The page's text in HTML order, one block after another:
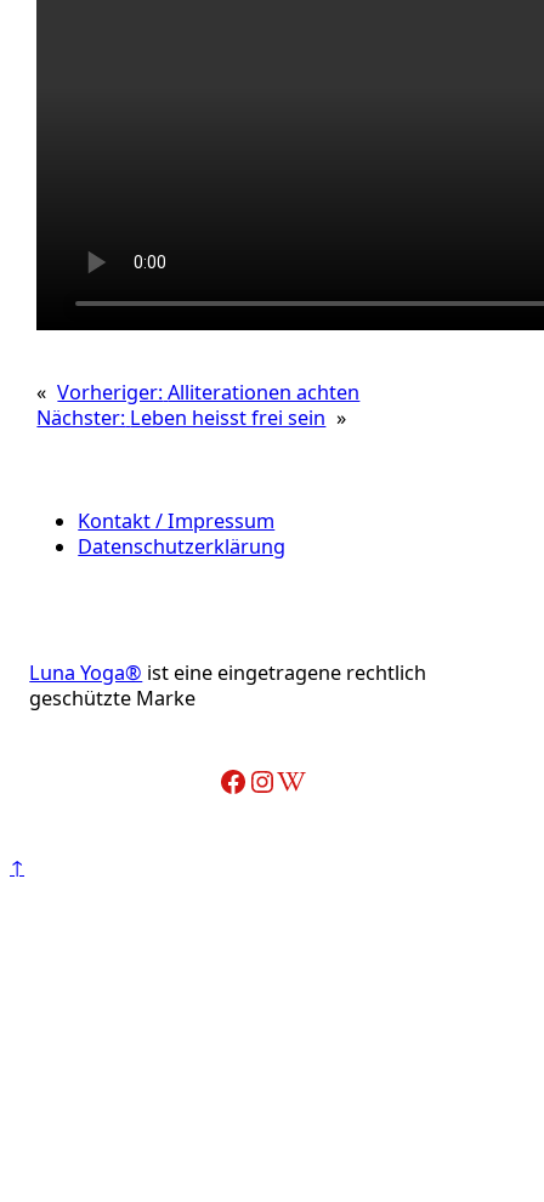
« Vorheriger:Alliterationen achten
Nächster: Leben heisst frei sein »
Kontakt / Impressum
Datenschutzerklärung
Luna Yoga® ist eine eingetragene rechtlich
geschützte Marke
Facebook InstagramWikipedia-Artikel über Adelheid Ohlig
↑